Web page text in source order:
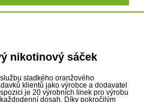
nikotinový sáček
sladkého oranžového
klientů jako výrobce a dodavatel
je 20 výrobních linek pro výrobu
dosah. Díky pokročilým